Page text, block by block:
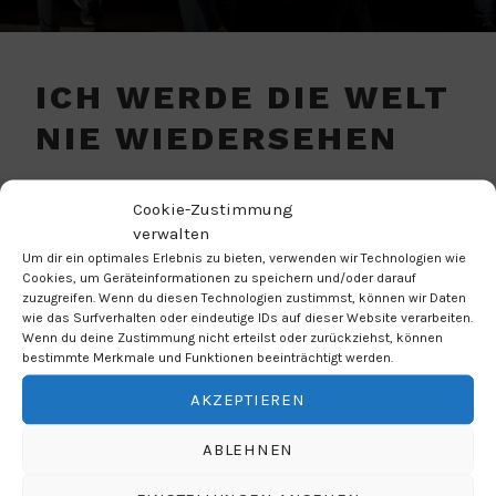
Cookie-Zustimmung
verwalten
Um dir ein optimales Erlebnis zu bieten, verwenden wir Technologien wie
Cookies, um Geräteinformationen zu speichern und/oder darauf
zuzugreifen. Wenn du diesen Technologien zustimmst, können wir Daten
wie das Surfverhalten oder eindeutige IDs auf dieser Website verarbeiten.
Wenn du deine Zustimmung nicht erteilst oder zurückziehst, können
bestimmte Merkmale und Funktionen beeinträchtigt werden.
AKZEPTIEREN
ABLEHNEN
ICH WERDE DIE WELT
NIE WIEDERSEHEN
01.04.2020
18:00 Uhr
ZUM KALENDER HINZUFÜGEN
Google Kalender
Jagdfeldring 82, Haar, 85540